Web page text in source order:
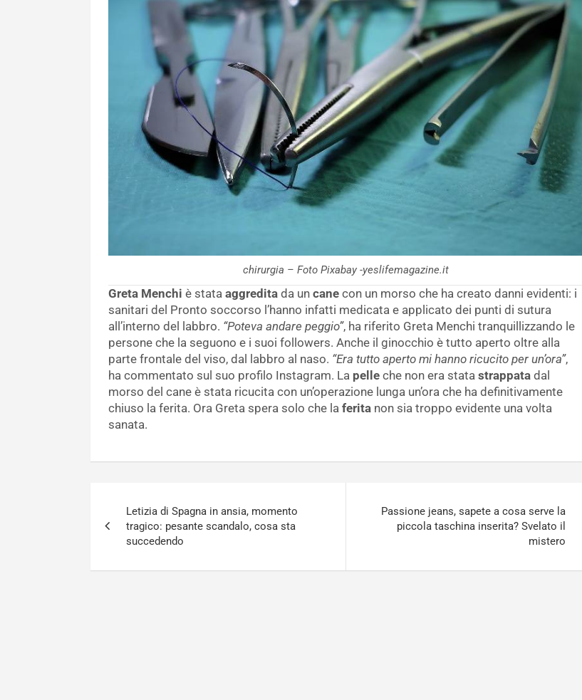
chirurgia – Foto Pixabay -yeslifemagazine.it
Greta Menchi è stata aggredita da un cane con un morso che ha creato danni evidenti: i
sanitari del Pronto soccorso l’hanno infatti medicata e applicato dei punti di sutura
all’interno del labbro. “Poteva andare peggio”, ha riferito Greta Menchi tranquillizzando le
persone che la seguono e i suoi followers. Anche il ginocchio è tutto aperto oltre alla
parte frontale del viso, dal labbro al naso. “Era tutto aperto mi hanno ricucito per un’ora”,
ha commentato sul suo profilo Instagram. La pelle che non era stata strappata dal
morso del cane è stata ricucita con un’operazione lunga un’ora che ha definitivamente
chiuso la ferita. Ora Greta spera solo che la ferita non sia troppo evidente una volta
sanata.
articoli
Letizia di Spagna in ansia, momento
tragico: pesante scandalo, cosa sta
succedendo
Passione jeans, sapete a cosa serve la
piccola taschina inserita? Svelato il
mistero